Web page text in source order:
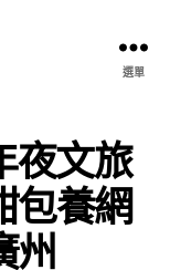
選單
夜文旅
包養網
州